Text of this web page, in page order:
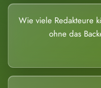
Wie viele Redakteure
ohne das